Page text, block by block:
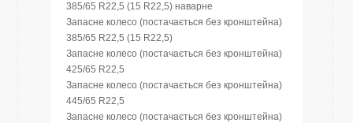
385/65 R22,5 (15 R22,5) наварне
Запасне колесо (постачається без кронштейна)
385/65 R22,5 (15 R22,5)
Запасне колесо (постачається без кронштейна)
425/65 R22,5
Запасне колесо (постачається без кронштейна)
445/65 R22,5
Запасне колесо (постачається без кронштейна)